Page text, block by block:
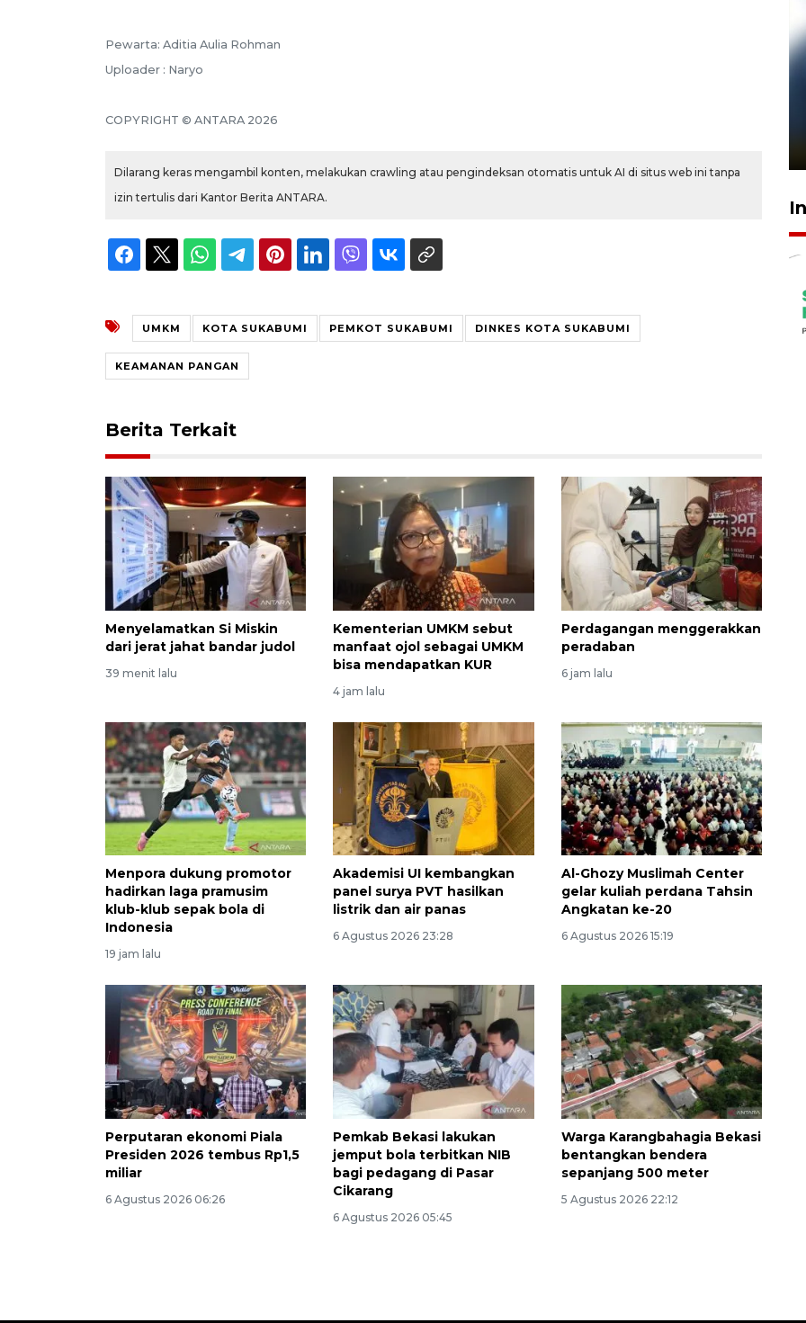
Pewarta: Aditia Aulia Rohman
Uploader : Naryo
COPYRIGHT © ANTARA 2026
Dilarang keras mengambil konten, melakukan crawling atau pengindeksan otomatis untuk AI di situs web ini tanpa
izin tertulis dari Kantor Berita ANTARA.
UMKM KOTA SUKABUMI PEMKOT SUKABUMI DINKES KOTA SUKABUMI
KEAMANAN PANGAN
Berita Terkait
Menyelamatkan Si Miskin
dari jerat jahat bandar judol
39 menit lalu
Kementerian UMKM sebut
manfaat ojol sebagai UMKM
bisa mendapatkan KUR
4 jam lalu
Perdagangan menggerakkan
peradaban
6 jam lalu
Menpora dukung promotor
hadirkan laga pramusim
klub-klub sepak bola di
Indonesia
19 jam lalu
Akademisi UI kembangkan
panel surya PVT hasilkan
listrik dan air panas
6 Agustus 2026 23:28
Al-Ghozy Muslimah Center
gelar kuliah perdana Tahsin
Angkatan ke-20
6 Agustus 2026 15:19
Perputaran ekonomi Piala
Presiden 2026 tembus Rp1,5
miliar
6 Agustus 2026 06:26
Pemkab Bekasi lakukan
jemput bola terbitkan NIB
bagi pedagang di Pasar
Cikarang
6 Agustus 2026 05:45
Warga Karangbahagia Bekasi
bentangkan bendera
sepanjang 500 meter
5 Agustus 2026 22:12
Awas penipuan berbasis AI
2026-08-07 13:45:00